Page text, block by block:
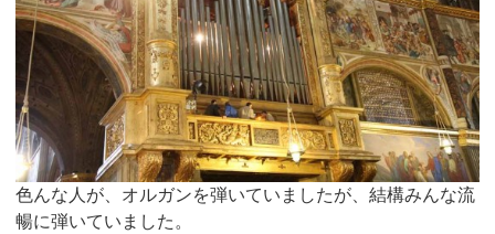
色んな人が、オルガンを弾いていましたが、結構みんな流
暢に弾いていました。